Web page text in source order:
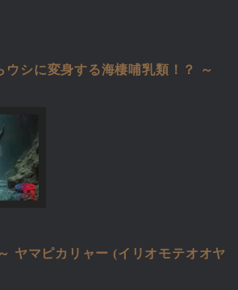
ウシに変身する海棲哺乳類！？ ～
ヤマピカリャー (イリオモテオオヤ